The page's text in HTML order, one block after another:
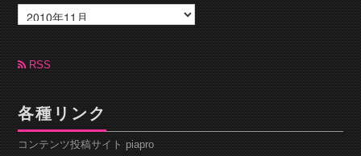
ー
カ
ブ RSS
各種リンク
コンテンツ投稿サイト piapro